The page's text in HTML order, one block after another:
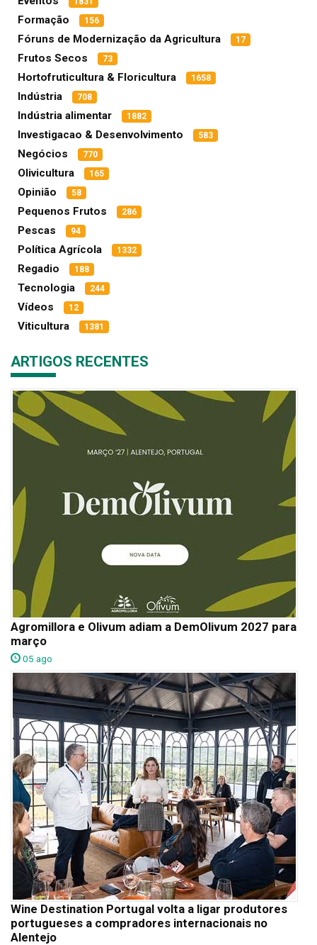
Formação 156
Fóruns de Modernização da Agricultura 17
Frutos Secos 73
Hortofruticultura & Floricultura 1658
Indústria 708
Indústria alimentar 1882
Investigacao & Desenvolvimento 583
Negócios 770
Olivicultura 165
Opinião 58
Pequenos Frutos 286
Pescas 94
Política Agrícola 1332
Regadio 188
Tecnologia 244
Vídeos 12
Viticultura 1381
ARTIGOS RECENTES
Agromillora e Olivum adiam a DemOlivum 2027 para
março
05 ago
Wine Destination Portugal volta a ligar produtores
portugueses a compradores internacionais no
Alentejo